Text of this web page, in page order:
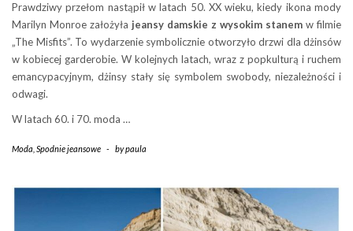
Prawdziwy przełom nastąpił w latach 50. XX wieku, kiedy ikona mody
Marilyn Monroe założyła jeansy damskie z wysokim stanem w filmie
„The Misfits”. To wydarzenie symbolicznie otworzyło drzwi dla dżinsów
w kobiecej garderobie. W kolejnych latach, wraz z popkulturą i ruchem
emancypacyjnym, dżinsy stały się symbolem swobody, niezależności i
odwagi.
W latach 60. i 70. moda …
Moda Spodnie jeansowe - bypaula